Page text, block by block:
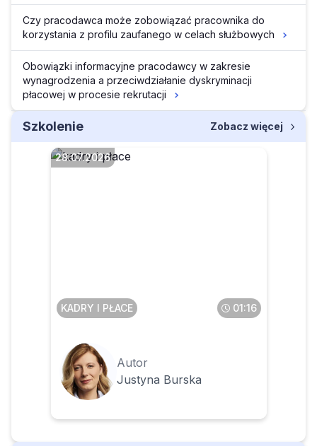
Czy pracodawca może zobowiązać pracownika do
korzystania z profilu zaufanego w celach służbowych
Obowiązki informacyjne pracodawcy w zakresie
wynagrodzenia a przeciwdziałanie dyskryminacji
płacowej w procesie rekrutacji
Szkolenie Zobacz więcej
28.07.2026
KADRY I PŁACE 01:16
Autor
Justyna Burska